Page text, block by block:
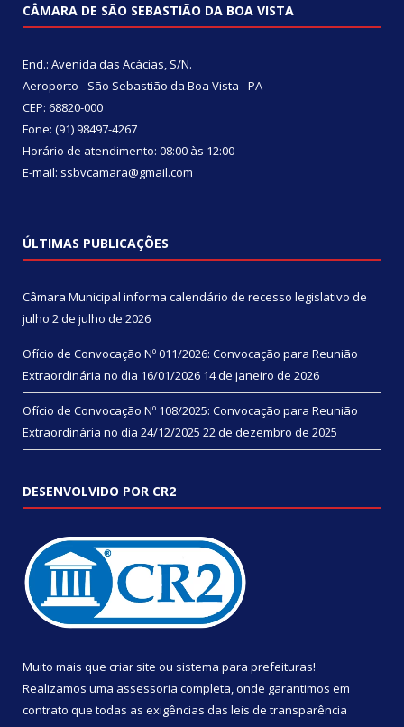
CÂMARA DE SÃO SEBASTIÃO DA BOA VISTA
End.: Avenida das Acácias, S/N.
Aeroporto - São Sebastião da Boa Vista - PA
CEP: 68820-000
Fone: (91) 98497-4267
Horário de atendimento: 08:00 às 12:00
E-mail: ssbvcamara@gmail.com
ÚLTIMAS PUBLICAÇÕES
Câmara Municipal informa calendário de recesso legislativo de
julho 2 de julho de 2026
Ofício de Convocação Nº 011/2026: Convocação para Reunião
Extraordinária no dia 16/01/2026 14 de janeiro de 2026
Ofício de Convocação Nº 108/2025: Convocação para Reunião
Extraordinária no dia 24/12/2025 22 de dezembro de 2025
DESENVOLVIDO POR CR2
Muito mais que criar site ou sistema para prefeituras!
Realizamos uma assessoria completa, onde garantimos em
contrato que todas as exigências das leis de transparência